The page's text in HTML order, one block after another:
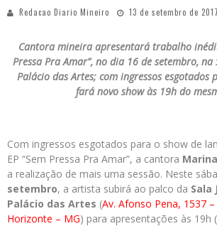
Redacao Diario Mineiro 13 de setembro de 2017
Cantora mineira apresentará trabalho
Pressa Pra Amar”, no dia 16 de setembro, na
Palácio das Artes; com ingressos esgotados
fará novo show às 19h do
Com ingressos esgotados para o show de
EP “Sem Pressa Pra Amar”, a cantora
a realização de mais uma sessão. Neste
setembro, a artista subirá ao palco da Sala
Palácio das Artes (Av. Afonso Pena, 1537
Horizonte – MG) para apresentações às 19h